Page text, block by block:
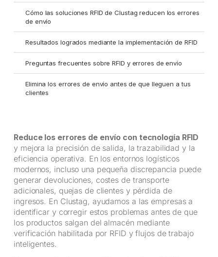
Cómo las soluciones RFID de Clustag reducen los errores
de envío
Resultados logrados mediante la implementación de RFID
Preguntas frecuentes sobre RFID y errores de envío
Elimina los errores de envío antes de que lleguen a tus
clientes
Reduce los errores de envío con tecnología RFID
y mejora la precisión de salida, la trazabilidad y la
eficiencia operativa. En los entornos logísticos
modernos, incluso una pequeña discrepancia puede
generar devoluciones, costes de transporte
adicionales, quejas de clientes y pérdida de
ingresos. En Clustag, ayudamos a las empresas a
identificar y corregir estos problemas antes de que
los productos salgan del almacén mediante
verificación habilitada por RFID y flujos de trabajo
inteligentes.